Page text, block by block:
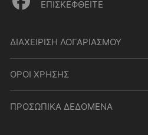
ΕΠΙΣΚΕΦΘΕΙΤΕ
ΔΙΑΧΕΙΡΙΣΗ ΛΟΓΑΡΙΑΣΜΟΥ
ΟΡΟΙ ΧΡΗΣΗΣ
ΠΡΟΣΩΠΙΚΑ ΔΕΔΟΜΕΝΑ